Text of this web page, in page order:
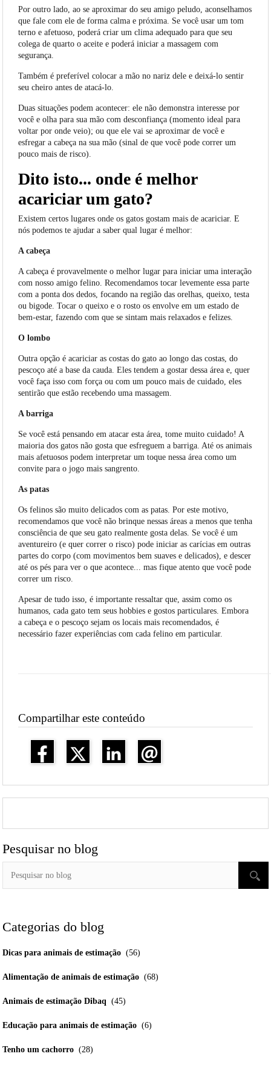
Por outro lado, ao se aproximar do seu amigo peludo, aconselhamos
que fale com ele de forma calma e próxima. Se você usar um tom
terno e afetuoso, poderá criar um clima adequado para que seu
colega de quarto o aceite e poderá iniciar a massagem com
segurança.
Também é preferível colocar a mão no nariz dele e deixá-lo sentir
seu cheiro antes de atacá-lo.
Duas situações podem acontecer: ele não demonstra interesse por
você e olha para sua mão com desconfiança (momento ideal para
voltar por onde veio); ou que ele vai se aproximar de você e
esfregar a cabeça na sua mão (sinal de que você pode correr um
pouco mais de risco).
Dito isto... onde é melhor
acariciar um gato?
Existem certos lugares onde os gatos gostam mais de acariciar. E
nós podemos te ajudar a saber qual lugar é melhor:
A cabeça
A cabeça é provavelmente o melhor lugar para iniciar uma interação
com nosso amigo felino. Recomendamos tocar levemente essa parte
com a ponta dos dedos, focando na região das orelhas, queixo, testa
ou bigode. Tocar o queixo e o rosto os envolve em um estado de
bem-estar, fazendo com que se sintam mais relaxados e felizes.
O lombo
Outra opção é acariciar as costas do gato ao longo das costas, do
pescoço até a base da cauda. Eles tendem a gostar dessa área e, quer
você faça isso com força ou com um pouco mais de cuidado, eles
sentirão que estão recebendo uma massagem.
A barriga
Se você está pensando em atacar esta área, tome muito cuidado! A
maioria dos gatos não gosta que esfreguem a barriga. Até os animais
mais afetuosos podem interpretar um toque nessa área como um
convite para o jogo mais sangrento.
As patas
Os felinos são muito delicados com as patas. Por este motivo,
recomendamos que você não brinque nessas áreas a menos que tenha
consciência de que seu gato realmente gosta delas. Se você é um
aventureiro (e quer correr o risco) pode iniciar as carícias em outras
partes do corpo (com movimentos bem suaves e delicados), e descer
até os pés para ver o que acontece... mas fique atento que você pode
correr um risco.
Apesar de tudo isso, é importante ressaltar que, assim como os
humanos, cada gato tem seus hobbies e gostos particulares. Embora
a cabeça e o pescoço sejam os locais mais recomendados, é
necessário fazer experiências com cada felino em particular.
Compartilhar este conteúdo
Pesquisar no blog
Categorias do blog
Dicas para animais de estimação (56)
Alimentação de animais de estimação (68)
Animais de estimação Dibaq (45)
Educação para animais de estimação (6)
Tenho um cachorro (28)